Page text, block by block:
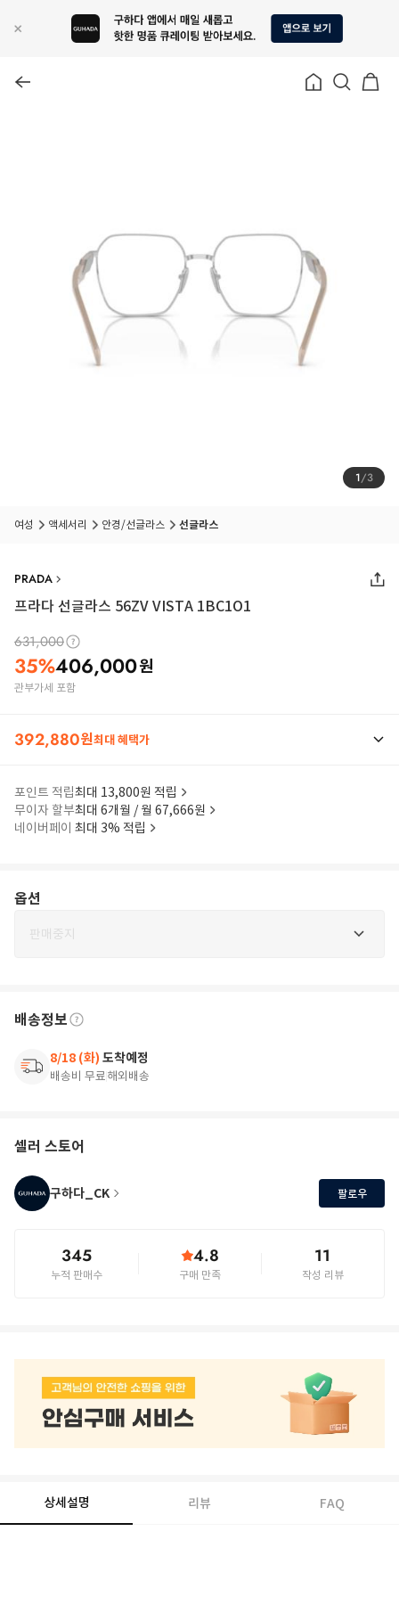
1/3
여성 액세서리 안경/선글라스 선글라스
PRADA
프라다 선글라스 56ZV VISTA 1BC1O1
631,000
35%406,000원
관부가세 포함
392,880원최대 혜택가
포인트 적립최대 13,800원 적립
무이자 할부최대 6개월 / 월 67,666원
네이버페이 최대 3% 적립
옵션
판매중지
배송정보
8/18 (화) 도착예정
배송비 무료해외배송
셀러 스토어
구하다_CK 팔로우
345
누적 판매수
4.8
구매 만족
11
작성 리뷰
상세설명 리뷰 FAQ